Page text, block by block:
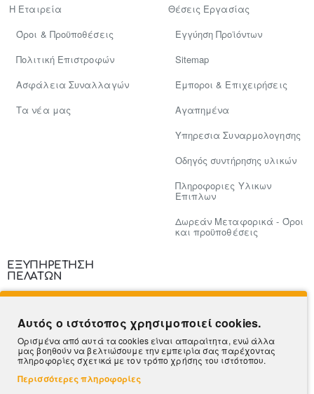
Η Εταιρεία
Όροι & Προϋποθέσεις
Πολιτική Επιστροφών
Ασφάλεια Συναλλαγών
Tα νέα μας
Θέσεις Εργασίας
Εγγύηση Προϊόντων
Sitemap
Έμποροι & Επιχειρήσεις
Αγαπημένα
Υπηρεσια Συναρμολογησης
Οδηγός συντήρησης υλικών
Πληροφοριες Υλικων
Επιπλων
Δωρεάν Μεταφορικά - Όροι
και προϋποθέσεις
ΕΞΥΠΗΡΕΤΗΣΗ
ΠΕΛΑΤΩΝ
Τρόποι Πληρωμής
Πληροφορίες Αποστολής
Ο Λογαριασμός μου
Αυτός ο ιστότοπος χρησιμοποιεί cookies.
Ορισμένα από αυτά τα cookies είναι απαραίτητα, ενώ άλλα
μας βοηθούν να βελτιώσουμε την εμπειρία σας παρέχοντας
πληροφορίες σχετικά με τον τρόπο χρήσης του ιστότοπου.
Περισσότερες πληροφορίες